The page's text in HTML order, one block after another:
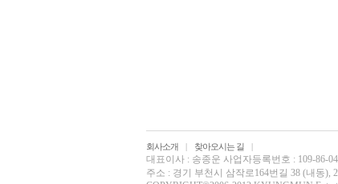
회사소개 | 찾아오시는 길 |
대표이사 : 송종운 사업자등록번호 : 109-86-
주소 : 경기 부천시 삼작로164번길 38 (내동),